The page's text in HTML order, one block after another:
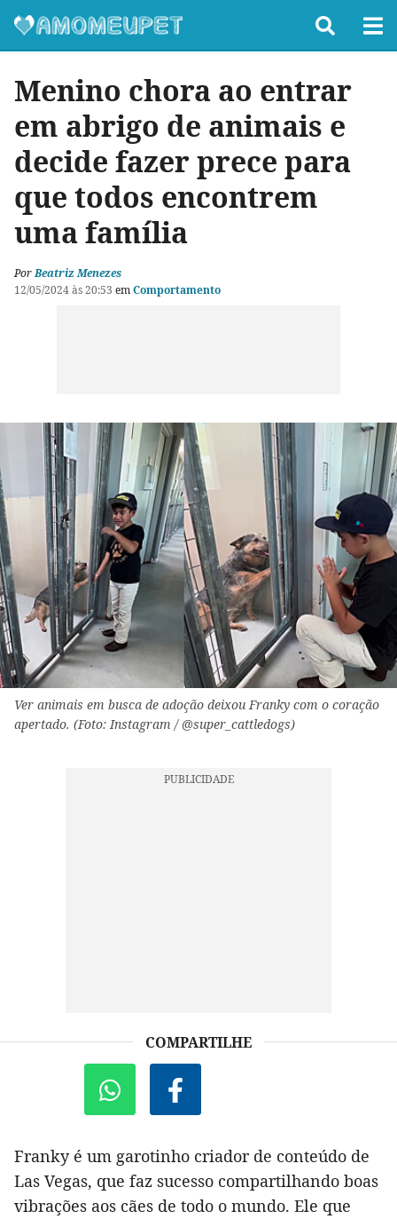
Menino chora ao entrar
em abrigo de animais e
decide fazer prece para
que todos encontrem
uma família
PorBeatriz Menezes
12/05/2024 às 20:53 emComportamento
Ver animais em busca de adoção deixou Franky com o coração
apertado. (Foto: Instagram / @super_cattledogs)
COMPARTILHE
Franky é um garotinho criador de conteúdo de
Las Vegas, que faz sucesso compartilhando boas
vibrações aos cães de todo o mundo. Ele que